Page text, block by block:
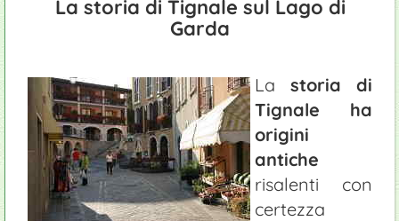
La storia di Tignale sul Lago di
Garda
La storia di
Tignale ha
origini
antiche
risalenti con
certezza